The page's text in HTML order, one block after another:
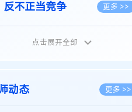
反不正当竞争 更多 >>
植物新品种
地理标志 更多 >>
点击展开全部
动态 更多 >>